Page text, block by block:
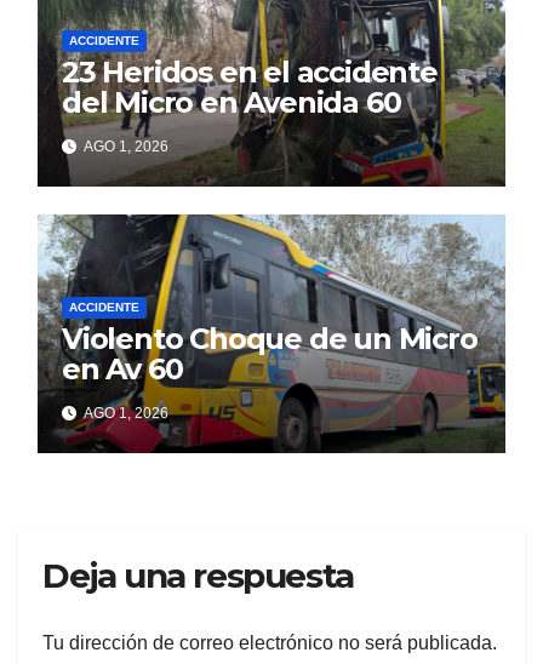
ACCIDENTE
23 Heridos en el accidente
del Micro en Avenida 60
AGO 1, 2026
ACCIDENTE
Violento Choque de un Micro
en Av 60
AGO 1, 2026
Deja una respuesta
Tu dirección de correo electrónico no será publicada.